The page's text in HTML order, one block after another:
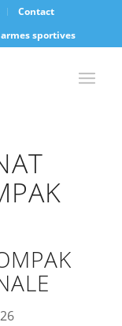
Contact
sportives